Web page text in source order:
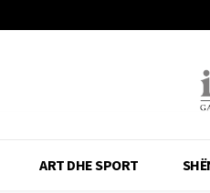
ART DHE SPORT